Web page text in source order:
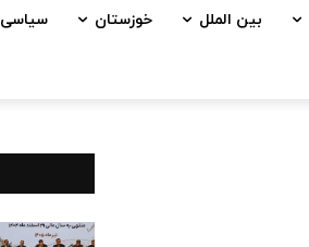
بین الملل خوزستان سیاسی